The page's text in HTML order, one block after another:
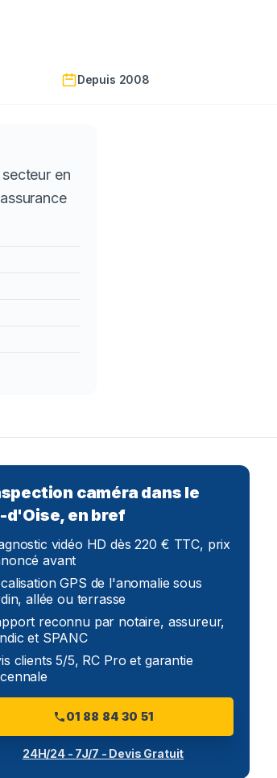
Depuis 2008
en
caméra dans le
d'Oise, en bref
vidéo HD dès 220 € TTC, prix
avant
GPS de l'anomalie sous
allée ou terrasse
reconnu par notaire, assureur,
et SPANC
clients 5/5, RC Pro et garantie
01 88 84 30 51
24H/24 - 7J/7 - Devis Gratuit